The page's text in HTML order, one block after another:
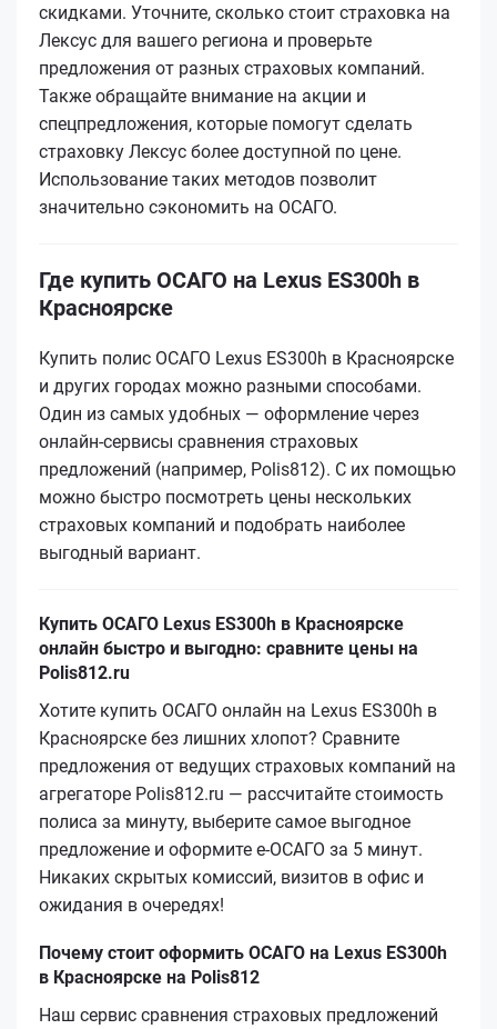
скидками. Уточните, сколько стоит страховка на
Лексус для вашего региона и проверьте
предложения от разных страховых компаний.
Также обращайте внимание на акции и
спецпредложения, которые помогут сделать
страховку Лексус более доступной по цене.
Использование таких методов позволит
значительно сэкономить на ОСАГО.
Где купить ОСАГО на Lexus ES300h в
Красноярске
Купить полис ОСАГО Lexus ES300h в Красноярске
и других городах можно разными способами.
Один из самых удобных — оформление через
онлайн-сервисы сравнения страховых
предложений (например, Polis812). С их помощью
можно быстро посмотреть цены нескольких
страховых компаний и подобрать наиболее
выгодный вариант.
Купить ОСАГО Lexus ES300h в Красноярске
онлайн быстро и выгодно: сравните цены на
Polis812.ru
Хотите купить ОСАГО онлайн на Lexus ES300h в
Красноярске без лишних хлопот? Сравните
предложения от ведущих страховых компаний на
агрегаторе Polis812.ru — рассчитайте стоимость
полиса за минуту, выберите самое выгодное
предложение и оформите е‑ОСАГО за 5 минут.
Никаких скрытых комиссий, визитов в офис и
ожидания в очередях!
Почему стоит оформить ОСАГО на Lexus ES300h
в Красноярске на Polis812
Наш сервис сравнения страховых предложений